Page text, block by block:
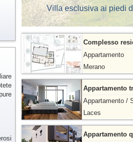
Villa esclusiva ai piedi
Complesso
Appartamento
Merano
Appartamento
Appartamento /
Laces
Appartamento